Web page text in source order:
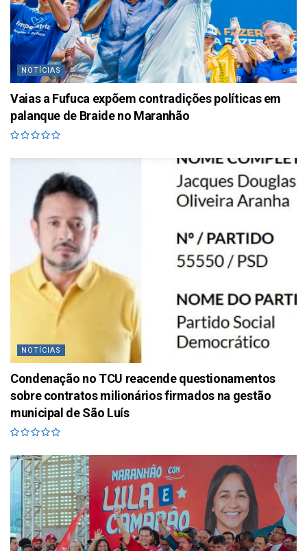
NOTÍCIAS
Vaias a Fufuca expõem contradições políticas em
palanque de Braide no Maranhão
NOTÍCIAS
Condenação no TCU reacende questionamentos
sobre contratos milionários firmados na gestão
municipal de São Luís